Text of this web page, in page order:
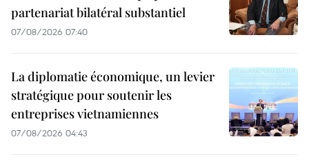
partenariat bilatéral substantiel
07/08/2026 07:40
La diplomatie économique, un levier
stratégique pour soutenir les
entreprises vietnamiennes
07/08/2026 04:43